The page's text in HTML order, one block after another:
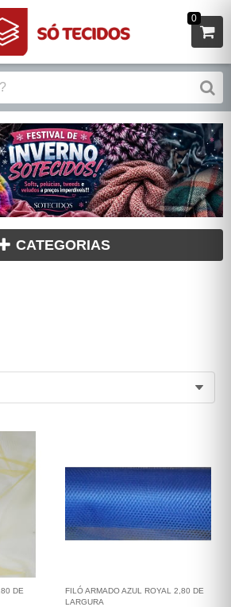
0
CATEGORIAS
DE
FILÓ ARMADO AZUL ROYAL 2,80 DE
LARGURA